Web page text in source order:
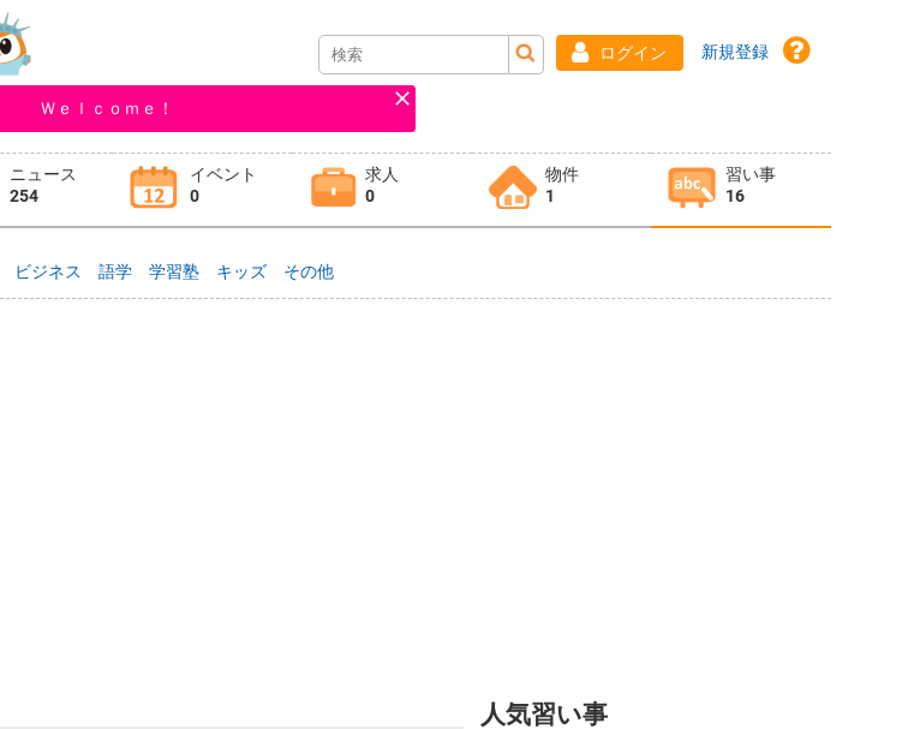
ログイン 新規登録
Ｗｅｌｃｏｍｅ！
ニュース
254
イベント
0
求人
0
物件
1
習い事
16
ビジネス 語学 学習塾 キッズ その他
人気習い事